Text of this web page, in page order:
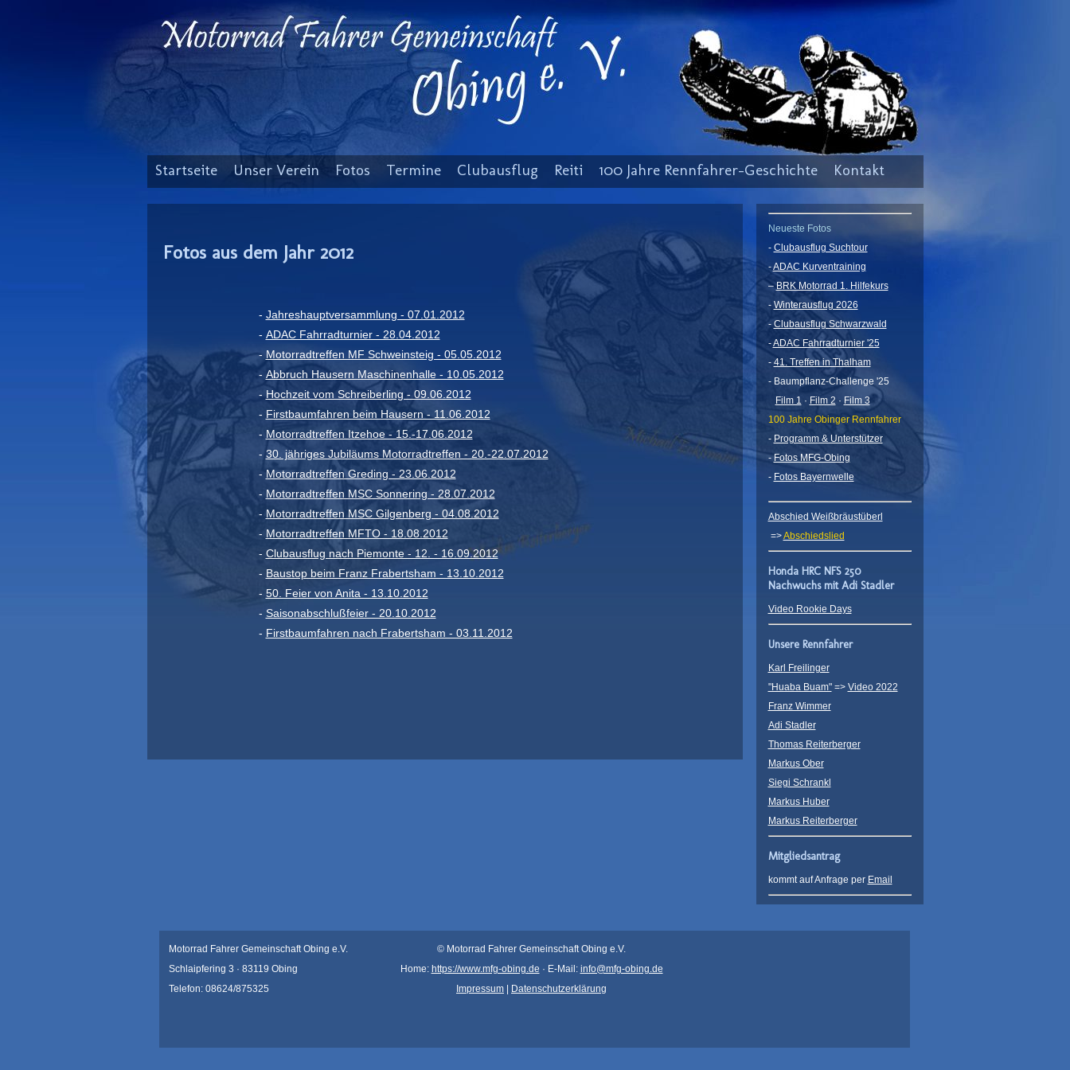
Startseite Unser Verein Fotos Termine Clubausflug Reiti 100 Jahre Rennfahrer-Geschichte Kontakt
Fotos aus dem Jahr 2012
- Jahreshauptversammlung - 07.01.2012
- ADAC Fahrradturnier - 28.04.2012
- Motorradtreffen MF Schweinsteig - 05.05.2012
- Abbruch Hausern Maschinenhalle - 10.05.2012
- Hochzeit vom Schreiberling - 09.06.2012
- Firstbaumfahren beim Hausern - 11.06.2012
- Motorradtreffen Itzehoe - 15.-17.06.2012
- 30. jähriges Jubiläums Motorradtreffen - 20.-22.07.2012
- Motorradtreffen Greding - 23.06.2012
- Motorradtreffen MSC Sonnering - 28.07.2012
- Motorradtreffen MSC Gilgenberg - 04.08.2012
- Motorradtreffen MFTO - 18.08.2012
- Clubausflug nach Piemonte - 12. - 16.09.2012
- Baustop beim Franz Frabertsham - 13.10.2012
- 50. Feier von Anita - 13.10.2012
- Saisonabschlußfeier - 20.10.2012
- Firstbaumfahren nach Frabertsham - 03.11.2012
Neueste Fotos
- Clubausflug Suchtour
-ADAC Kurventraining
– BRK Motorrad 1. Hilfekurs
- Winterausflug 2026
- Clubausflug Schwarzwald
-ADAC Fahrradturnier '25
- 41. Treffen in Thalham
- Baumpflanz-Challenge '25
Film 1 · Film 2 · Film 3
100 Jahre Obinger Rennfahrer
- Programm & Unterstützer
-Fotos MFG-Obing
- Fotos Bayernwelle
Abschied Weißbräustüberl
=>Abschiedslied
Honda HRC NFS 250
Nachwuchs mit Adi Stadler
Video Rookie Days
Unsere Rennfahrer
Karl Freilinger
"Huaba Buam"=> Video 2022
Franz Wimmer
Adi Stadler
Thomas Reiterberger
Markus Ober
Siegi Schrankl
Markus Huber
Markus Reiterberger
Mitgliedsantrag
kommt auf Anfrage per Email
Motorrad Fahrer Gemeinschaft Obing e.V. © Motorrad Fahrer Gemeinschaft Obing e.V.
Schlaipfering 3 · 83119 Obing
Home: https://www.mfg-obing.de · E-Mail: info@mfg-obing.de
Telefon: 08624/875325
Impressum | Datenschutzerklärung